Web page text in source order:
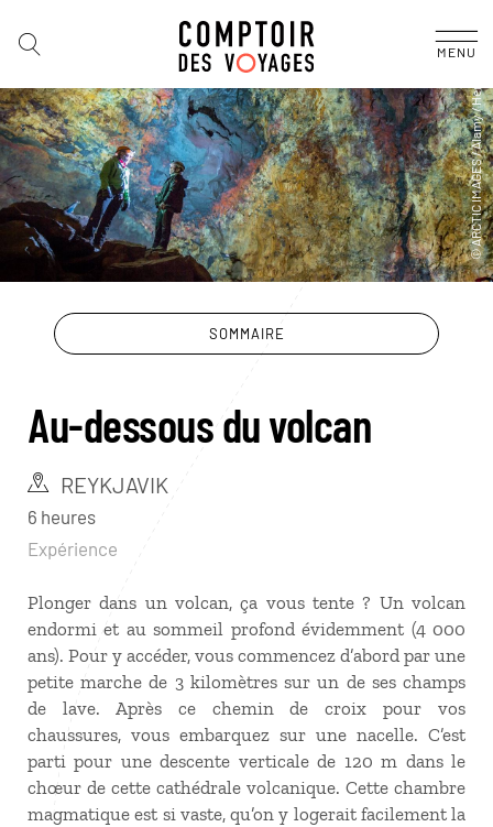
MENU
SOMMAIRE
Au-dessous du volcan
REYKJAVIK
6 heures
Expérience
Plonger dans un volcan, ça vous tente ? Un volcan
endormi et au sommeil profond évidemment (4 000
ans). Pour y accéder, vous commencez d’abord par une
petite marche de 3 kilomètres sur un de ses champs
de lave. Après ce chemin de croix pour vos
chaussures, vous embarquez sur une nacelle. C’est
parti pour une descente verticale de 120 m dans le
chœur de cette cathédrale volcanique. Cette chambre
magmatique est si vaste, qu’on y logerait facilement la